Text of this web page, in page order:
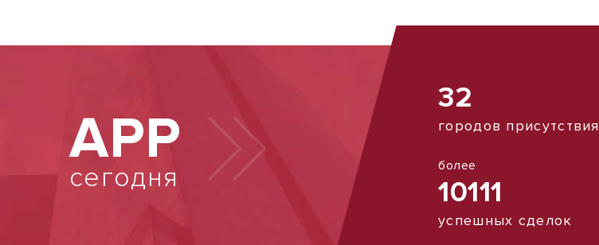
АРР
сегодня
32
городов присутствия
более
10111
успешных сделок